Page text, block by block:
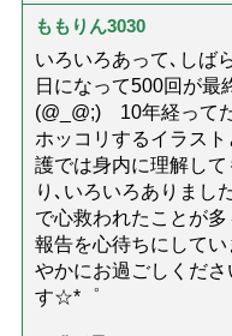
ないための4つの対策「
すい人の特徴は？」【社
ももりん3030
いろいろあって､しば
日になって500回が最
(@_@;) 10年経って
ホッコリするイラス
護では身内に理解し
り､いろいろありまし
で心救われたことが
報告を心待ちにして
やかにお過ごしくだ
す☆*゜